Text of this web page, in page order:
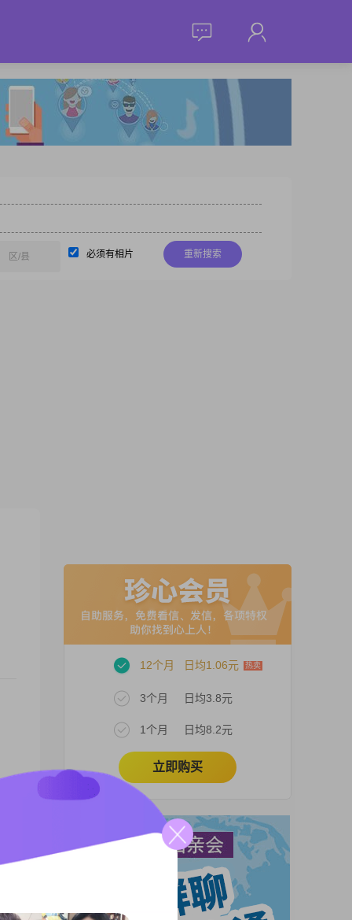
区/县 必须有相片 重新搜索
12个月 日均1.06元
3个月 日均3.8元
1个月 日均8.2元
立即购买